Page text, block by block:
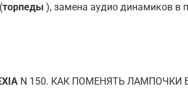
торпеды ), замена аудио динамиков в
N 150. КАК ПОМЕНЯТЬ ЛАМПОЧКИ